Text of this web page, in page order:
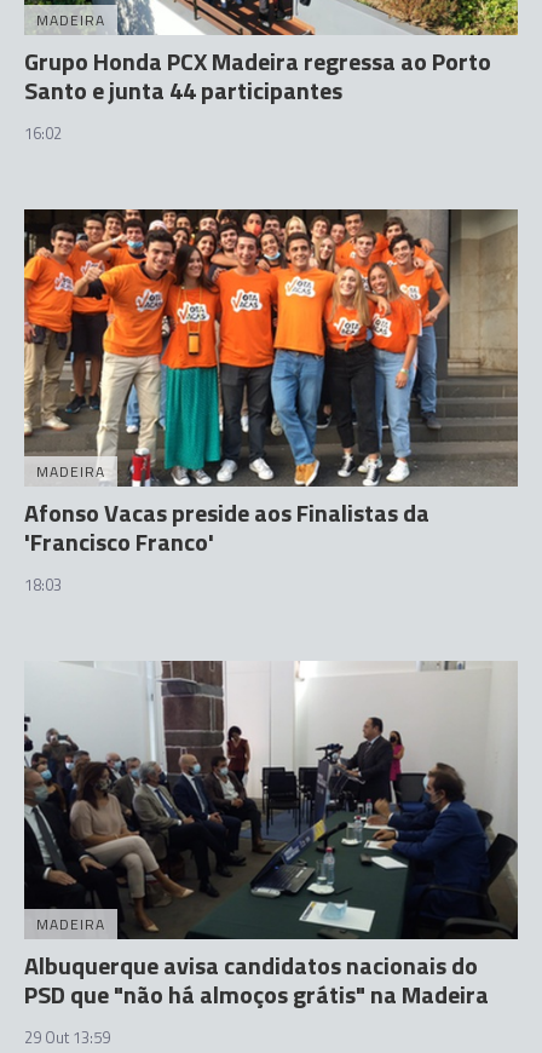
MADEIRA
Grupo Honda PCX Madeira regressa ao Porto
Santo e junta 44 participantes
16:02
MADEIRA
Afonso Vacas preside aos Finalistas da
'Francisco Franco'
18:03
MADEIRA
Albuquerque avisa candidatos nacionais do
PSD que "não há almoços grátis" na Madeira
29 Out 13:59